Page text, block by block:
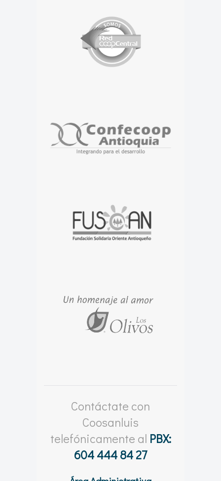
Contáctate con
Coosanluis
telefónicamente al PBX:
604 444 84 27